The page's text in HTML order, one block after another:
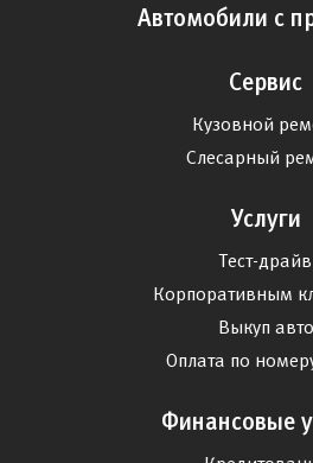
Автомобили с
Сервис
Кузовной
Слесарный
Услуги
Тест-драйв
Корпоративным
Выкуп авто
Оплата по
Финансовые